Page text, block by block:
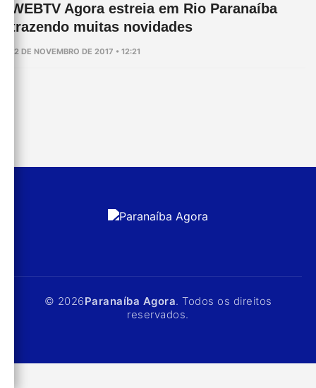
WEBTV Agora estreia em Rio Paranaíba
trazendo muitas novidades
12 DE NOVEMBRO DE 2017 • 12:21
© 2026Paranaíba Agora. Todos os direitos
reservados.